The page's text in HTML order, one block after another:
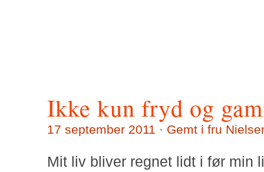
Ikke kun fryd og
17 september 2011 · Gemt i fru
Mit liv bliver regnet lidt i før min